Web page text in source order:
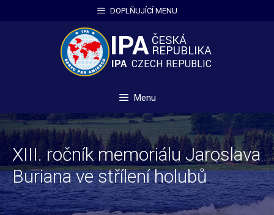
DOPLŇUJÍCÍ MENU
Menu
XIII. ročník memoriálu Jaroslava
Buriana ve střílení holubů